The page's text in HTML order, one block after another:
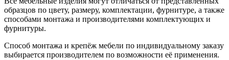
образцов по цвету, размеру, комплектации, фурнитуре, а также
способами монтажа и производителями комплектующих и
фурнитуры.
Способ монтажа и крепёж мебели по индивидуальному заказу
выбирается производителем по возможности её применения.